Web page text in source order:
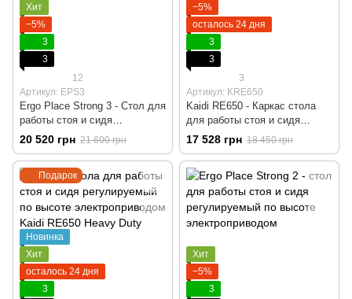
Хит
−5%
3
3
12
Артикул: EPS3
Ergo Place Strong 3 - Стол для
работы стоя и сидя
регулируемый по высоте
электроприводом, Черный,
Компьютерний, Игровой,
Геймерский, Столешница ДСП
Agile 18 мм, Пульт памяти на
4 позиции
20 520 грн 21 600 грн
−5%
осталось 24 дня
3
3
3
Артикул: KRE650
Kaidi RE650 - Каркас стола
для работы стоя и сидя
регулируемый по высоте
электроприводом, Белый,
Компьютерный, Игровой,
Геймерский, Пульт памяти на
4 позиции
17 528 грн 18 450 грн
Подарок
Новинка
Хит
осталось 24 дня
3
Хит
−5%
3